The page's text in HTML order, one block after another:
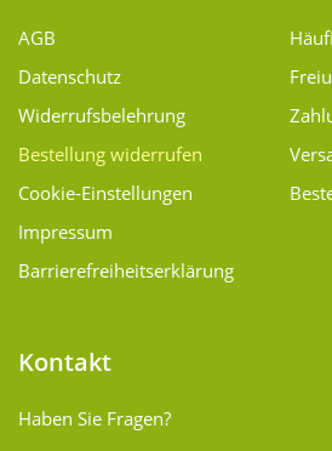
AGB
Datenschutz
Widerrufsbelehrung
Bestellung widerrufen
Cookie-Einstellungen
Impressum
Barrierefreiheitserklärung
Kontakt
Haben Sie Fragen?